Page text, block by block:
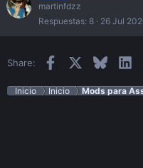
martinfdzz
Respuestas 8 26 Jul
Share: Facebook Bluesky
Inicio Inicio Mods para